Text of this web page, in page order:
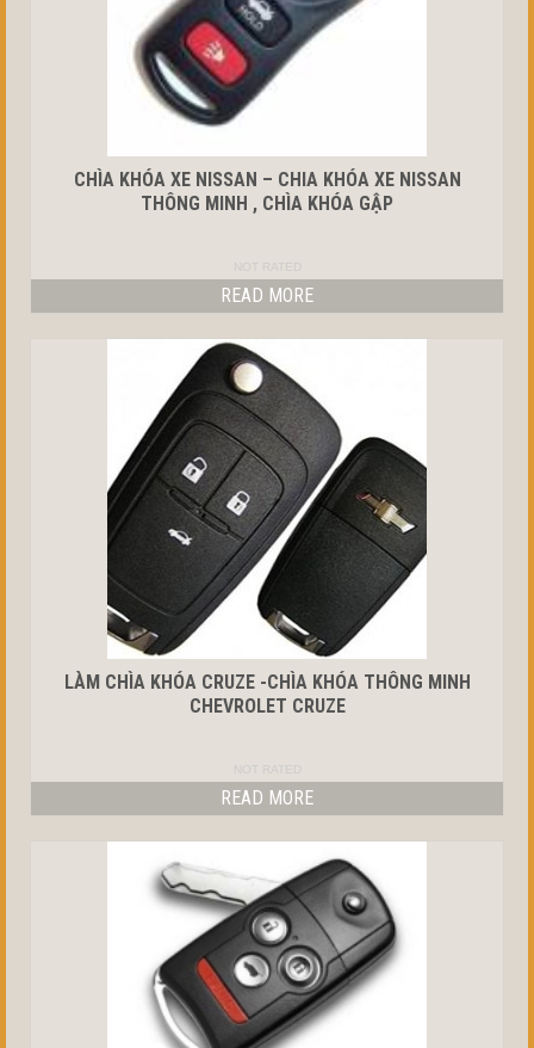
CHÌA KHÓA XE NISSAN – CHIA KHÓA XE NISSAN
THÔNG MINH , CHÌA KHÓA GẬP
NOT RATED
READ MORE
LÀM CHÌA KHÓA CRUZE -CHÌA KHÓA THÔNG MINH
CHEVROLET CRUZE
NOT RATED
READ MORE